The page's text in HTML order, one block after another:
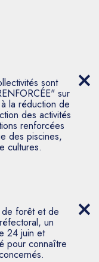
sont
sur
la réduction de
des activités
renforcées
des piscines,
cultures.
forêt et de
un
24 juin et
pour connaître